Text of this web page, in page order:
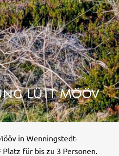
Lütt Mööv
in Wenningstedt-
für bis zu 3 Personen.